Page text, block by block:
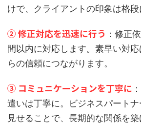
けで、クライアントの印象は格段
② 修正対応を迅速に行う ：修正
間以内に対応します。素早い対
らの信頼につながります。
③ コミュニケーションを丁寧に
遣いは丁寧に。ビジネスパート
見せることで、長期的な関係を築